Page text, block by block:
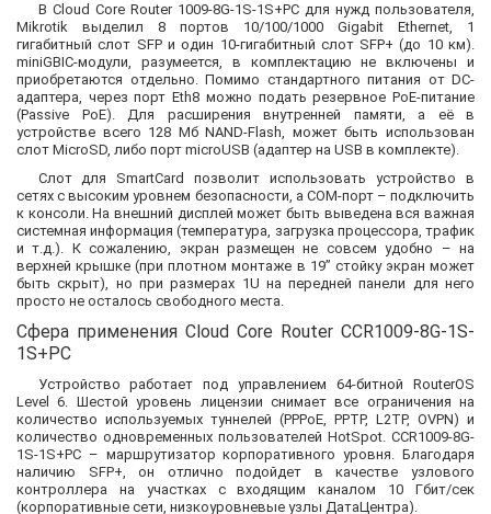
В Cloud Core Router 1009-8G-1S-1S+PC для нужд пользователя,
Mikrotik выделил 8 портов 10/100/1000 Gigabit Ethernet, 1
гигабитный слот SFP и один 10-гигабитный слот SFP+ (до 10 км).
miniGBIC-модули, разумеется, в комплектацию не включены и
приобретаются отдельно. Помимо стандартного питания от DC-
адаптера, через порт Eth8 можно подать резервное PoE-питание
(Passive PoE). Для расширения внутренней памяти, а её в
устройстве всего 128 Мб NAND-Flash, может быть использован
слот MicroSD, либо порт microUSB (адаптер на USB в комплекте).
Слот для SmartCard позволит использовать устройство в
сетях с высоким уровнем безопасности, а COM-порт – подключить
к консоли. На внешний дисплей может быть выведена вся важная
системная информация (температура, загрузка процессора, трафик
и т.д.). К сожалению, экран размещен не совсем удобно – на
верхней крышке (при плотном монтаже в 19” стойку экран может
быть скрыт), но при размерах 1U на передней панели для него
просто не осталось свободного места.
Сфера применения Cloud Core Router CCR1009-8G-1S-
1S+PC
Устройство работает под управлением 64-битной RouterOS
Level 6. Шестой уровень лицензии снимает все ограничения на
количество используемых туннелей (PPPoE, PPTP, L2TP, OVPN) и
количество одновременных пользователей HotSpot. CCR1009-8G-
1S-1S+PC – маршрутизатор корпоративного уровня. Благодаря
наличию SFP+, он отлично подойдет в качестве узлового
контроллера на участках с входящим каналом 10 Гбит/сек
(корпоративные сети, низкоуровневые узлы ДатаЦентра).